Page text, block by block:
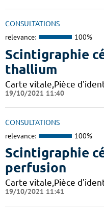
CONSULTATIONS
relevance: 100%
Scintigraphie
thallium
Carte vitale,Pièce
19/10/2021 11:40
CONSULTATIONS
relevance: 100%
Scintigraphie
perfusion
Carte vitale,Pièce
19/10/2021 11:41